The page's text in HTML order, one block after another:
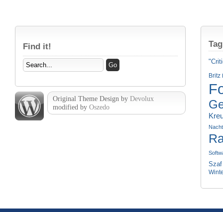
Find it!
Original Theme Design by Devolux
modified by Oszedo
Britz
Szaf